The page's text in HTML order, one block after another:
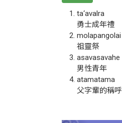
ta‘avalra
勇士成年禮
molapangolai
祖靈祭
asavasavahe
男性青年
atamatama
父字輩的稱呼